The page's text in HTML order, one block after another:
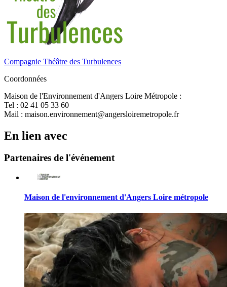
Compagnie Théâtre des Turbulences
Coordonnées
Maison de l'Environnement d'Angers Loire Métropole :
Tel : 02 41 05 33 60
Mail : maison.environnement­@angersloiremetropole.fr
En lien avec
Partenaires de l'événement
Maison de l'environnement d'Angers Loire métropole